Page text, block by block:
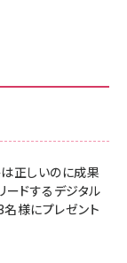
は正しいのに成果
ドするデジタル
名様にプレゼント